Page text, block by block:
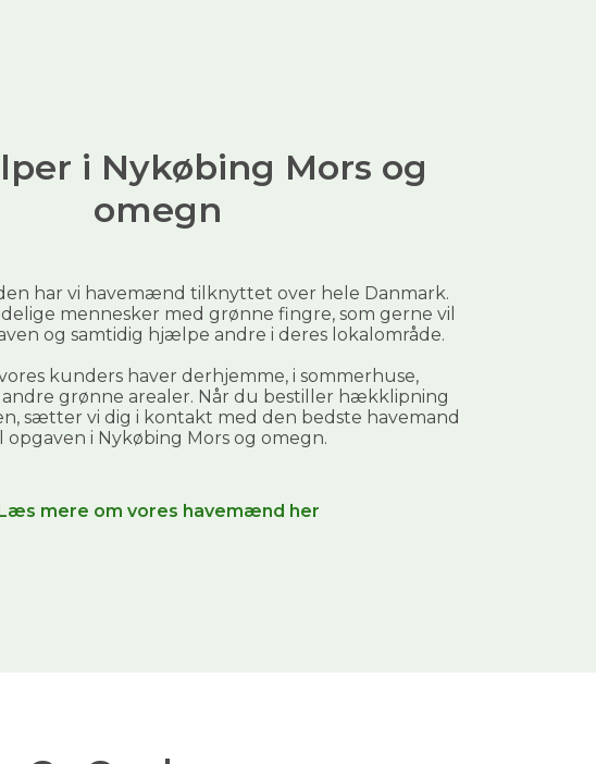
i Nykøbing Mors og
omegn
har vi havemænd tilknyttet over hele Danmark.
mennesker med grønne fingre, som gerne vil
og samtidig hjælpe andre i deres lokalområde.
kunders haver derhjemme, i sommerhuse,
grønne arealer. Når du bestiller hækklipning
sætter vi dig i kontakt med den bedste havemand
opgaven i Nykøbing Mors og omegn.
mere om vores havemænd her